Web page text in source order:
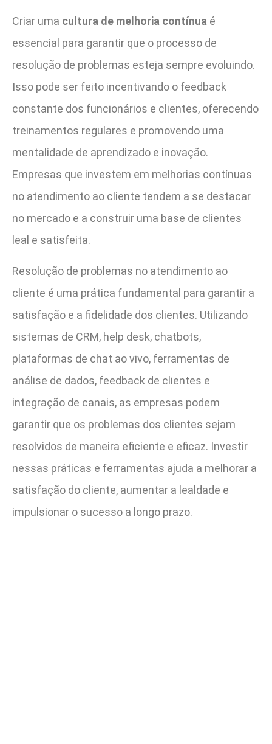
Criar uma cultura de melhoria contínua é
essencial para garantir que o processo de
resolução de problemas esteja sempre evoluindo.
Isso pode ser feito incentivando o feedback
constante dos funcionários e clientes, oferecendo
treinamentos regulares e promovendo uma
mentalidade de aprendizado e inovação.
Empresas que investem em melhorias contínuas
no atendimento ao cliente tendem a se destacar
no mercado e a construir uma base de clientes
leal e satisfeita.
Resolução de problemas no atendimento ao
cliente é uma prática fundamental para garantir a
satisfação e a fidelidade dos clientes. Utilizando
sistemas de CRM, help desk, chatbots,
plataformas de chat ao vivo, ferramentas de
análise de dados, feedback de clientes e
integração de canais, as empresas podem
garantir que os problemas dos clientes sejam
resolvidos de maneira eficiente e eficaz. Investir
nessas práticas e ferramentas ajuda a melhorar a
satisfação do cliente, aumentar a lealdade e
impulsionar o sucesso a longo prazo.